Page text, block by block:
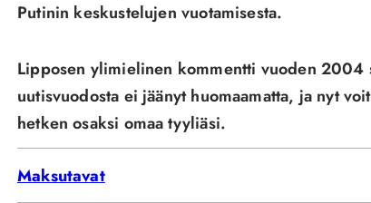
Putinin keskustelujen vuotamisesta.
Lipposen ylimielinen kommentti vuoden 2004
uutisvuodosta ei jäänyt huomaamatta, ja nyt
hetken osaksi omaa tyyliäsi.
Maksutavat